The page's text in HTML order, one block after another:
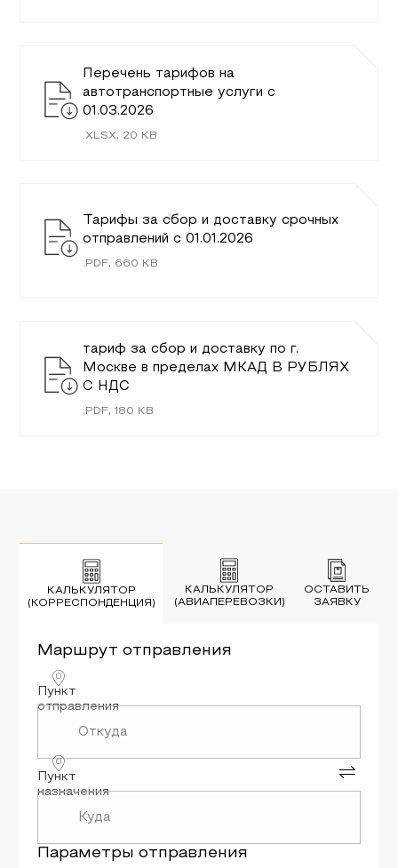
Перечень тарифов на
автотранспортные услуги c
01.03.2026
XLSX, 20 KB
Тарифы за сбор и доставку срочных
отправлений с 01.01.2026
. PDF, 660 KB
тариф за сбор и доставку по г.
Москве в пределах МКАД В РУБЛЯХ
С НДС
PDF,180 KB
КАЛЬКУЛЯТОР
(КОРРЕСПОНДЕНЦИЯ)
КАЛЬКУЛЯТОР
(АВИАПЕРЕВОЗКИ)
ОСТАВИТЬ
ЗАЯВКУ
Маршрутотправления
Пункт
отправления
Пункт
назначения
Параметрыотправления